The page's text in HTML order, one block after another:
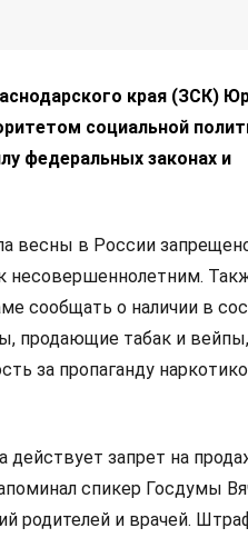
края (ЗСК)
социальной
федеральных законах и
весны в России
несовершеннолетним.
сообщать о наличии в
продающие табак и
за пропаганду
действует запрет на
спикер Госдумы
родителей и врачей.